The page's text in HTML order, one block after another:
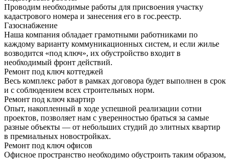
Проводим необходимые работы для присвоения участку
кадастрового номера и занесения его в гос.реестр.
Газоснабжение
Наша компания обладает грамотными работниками по
каждому варианту коммуникационных систем, и если жилье
возводится «под ключ», их обустройство входит в
необходимый фронт действий.
Ремонт под ключ коттеджей
Весь комплекс работ в рамках договора будет выполнен в срок
и с соблюдением всех строительных норм.
Ремонт под ключ квартир
Опыт, накопленный в ходе успешной реализации сотни
проектов, позволяет нам с уверенностью браться за самые
разные объекты — от небольших студий до элитных квартир
в премиальных новостройках.
Ремонт под ключ офисов
Офисное пространство необходимо обустроить таким образом,